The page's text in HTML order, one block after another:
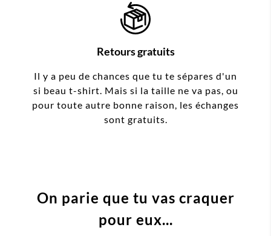
Retours gratuits
Il y a peu de chances que tu te sépares d'un
si beau t-shirt. Mais si la taille ne va pas, ou
pour toute autre bonne raison, les échanges
sont gratuits.
On parie que tu vas craquer
pour eux...